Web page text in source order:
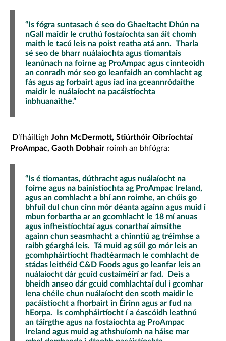
“Is fógra suntasach é seo do Ghaeltacht Dhún na
nGall maidir le cruthú fostaíochta san áit chomh
maith le tacú leis na poist reatha atá ann. Tharla
sé seo de bharr nuálaíochta agus tiomantais
leanúnach na foirne ag ProAmpac agus cinnteoidh
an conradh mór seo go leanfaidh an comhlacht ag
fás agus ag forbairt agus iad ina gceannródaithe
maidir le nuálaíocht na pacáistíochta
inbhuanaithe.”
D’fháiltigh John McDermott, Stiúrthóir Oibríochtaí
ProAmpac, Gaoth Dobhair roimh an bhfógra:
“Is é tiomantas, dúthracht agus nuálaíocht na
foirne agus na bainistíochta ag ProAmpac Ireland,
agus an comhlacht a bhí ann roimhe, an chúis go
bhfuil dul chun cinn mór déanta againn agus muid i
mbun forbartha ar an gcomhlacht le 18 mí anuas
agus infheistíochtaí agus conarthaí aimsithe
againn chun seasmhacht a chinntiú ag tréimhse a
raibh géarghá leis. Tá muid ag súil go mór leis an
gcomhpháirtíocht fhadtéarmach le comhlacht de
stádas leithéid C&D Foods agus go leanfar leis an
nuálaíocht dár gcuid custaiméirí ar fad. Deis a
bheidh anseo dár gcuid comhlachtaí dul i gcomhar
lena chéile chun nuálaíocht den scoth maidir le
pacáistíocht a fhorbairt in Éirinn agus ar fud na
hEorpa. Is comhpháirtíocht í a éascóidh leathnú
an táirgthe agus na fostaíochta ag ProAmpac
Ireland agus muid ag athshuíomh na háise mar